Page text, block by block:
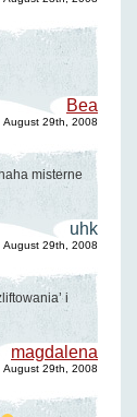
Bea
August 29th, 2008
misterne
uhk
August 29th, 2008
i
magdalena
August 29th, 2008